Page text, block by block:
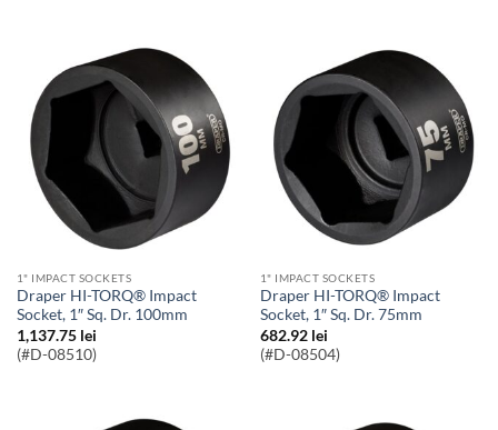
1" IMPACT SOCKETS
Draper HI-TORQ® Impact
Socket, 1″ Sq. Dr. 100mm
1,137.75 lei
(#D-08510)
1" IMPACT SOCKETS
Draper HI-TORQ® Impact
Socket, 1″ Sq. Dr. 75mm
682.92 lei
(#D-08504)